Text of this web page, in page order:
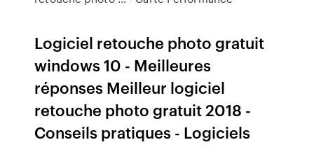
Logiciel retouche photo gratuit
windows 10 - Meilleures
réponses Meilleur logiciel
retouche photo gratuit 2018 -
Conseils pratiques - Logiciels